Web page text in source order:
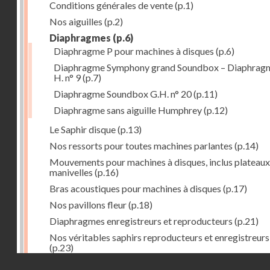
Conditions générales de vente(p.1)
Nos aiguilles (p.2)
Diaphragmes (p.6)
Diaphragme P pour machines à disques (p.6)
Diaphragme Symphony grand Soundbox –
H. n° 9(p.7)
Diaphragme Soundbox G.H. n° 20(p.11)
Diaphragme sans aiguille Humphrey(p.12)
Le Saphir disque(p.13)
Nos ressorts pour toutes machines parlantes (p.14)
Mouvements pour machines à disques, inclus
manivelles (p.16)
Bras acoustiques pour machines à disques (p.17)
Nos pavillons fleur(p.18)
Diaphragmes enregistreurs et reproducteurs (p.21)
Nos véritables saphirs reproducteurs et enregistreurs
(p.23)